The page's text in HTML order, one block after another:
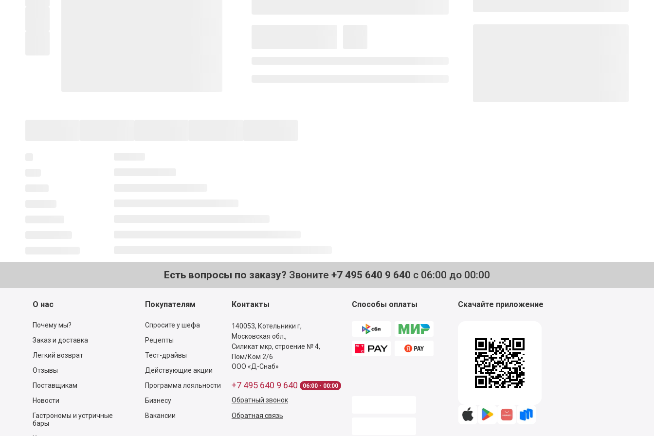
Есть вопросы по заказу? Звоните +7 495 640 9 640 с 06:00 до 00:00
О нас
Почему мы?
Заказ и доставка
Легкий возврат
Отзывы
Поставщикам
Новости
Гастрономы и устричные
бары
Покупателям
Спросите у шефа
Рецепты
Тест-драйвы
Действующие акции
Программа лояльности
Бизнесу
Вакансии
Контакты
140053, Котельники г,
Московская обл.,
Силикат мкр, строение № 4,
Пом/Ком 2/6
ООО «Д-Снаб»
+7 495 640 9 640 06:00 - 00:00
Обратный звонок
Обратная связь
Способы оплаты Скачайте приложение